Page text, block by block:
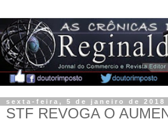
sexta-feira, 5 de janeiro de 2018
STF REVOGA O